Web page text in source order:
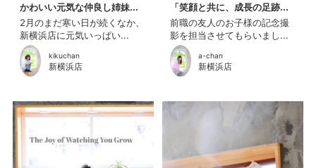
かわいい元気な仲良し姉妹...
2月のまだ寒い日が続くなか、
新横浜店に元気いっぱい...
kikuchan
新横浜店
「笑顔と共に、成長の足跡...
前職の友人のお子様の記念撮
影を担当させてもらいまし...
a-chan
新横浜店